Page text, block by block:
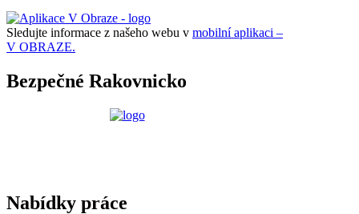
Sledujte informace z našeho webu v mobilní aplikaci –
V OBRAZE.
Bezpečné Rakovnicko
Nabídky práce